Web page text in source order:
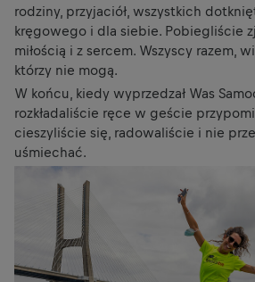
rodziny, przyjaciół, wszystkich
kręgowego i dla siebie. Pobiegliście
miłością i z sercem. Wszyscy razem,
którzy nie mogą.
W końcu, kiedy wyprzedzał Was
rozkładaliście ręce w geście
cieszyliście się, radowaliście i nie
uśmiechać.